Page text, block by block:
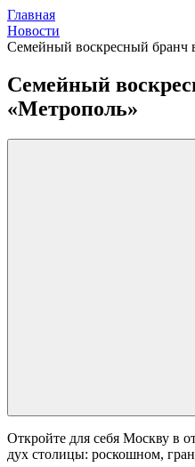
Главная
Новости
Семейный воскресный бранч
Семейный
«Метрополь»
Откройте для себя Москву в
дух столицы: роскошном,